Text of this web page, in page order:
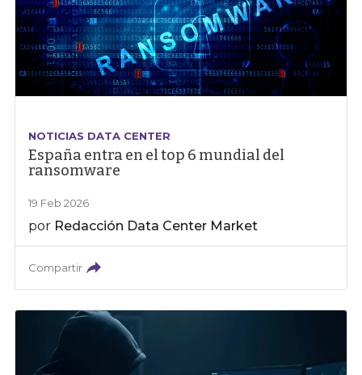
NOTICIAS DATA CENTER
España entra en el top 6 mundial del
ransomware
19 Feb 2026
por Redacción Data Center Market
Compartir